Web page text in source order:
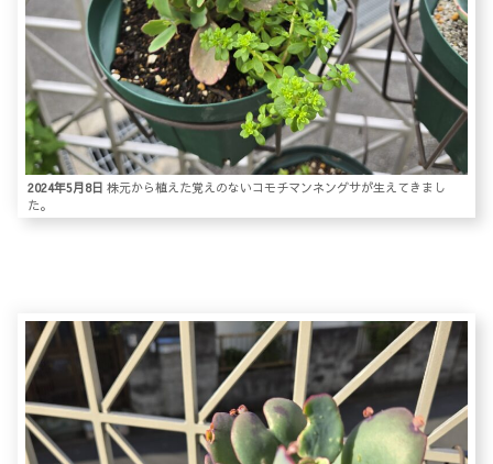
2024年5月8日 株元から植えた覚えのないコモチマンネングサが生えてきまし
た。